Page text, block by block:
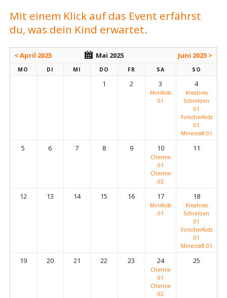
Mit einem Klick auf das Event erfährst
du, was dein Kind erwartet.
< April 2025 Mai 2025 Juni 2025 >
MO DI MI DO FR SA SO
1 2 3
MiniKids
01
4
Kreatives
Schreiben
01
ForscherKids
01
Minecraft 01
5 6 7 8 9 10
Chemie
01
Chemie
02
11
12 13 14 15 16 17
MiniKids
01
18
Kreatives
Schreiben
01
ForscherKids
01
Minecraft 01
19 20 21 22 23 24
Chemie
01
Chemie
02
25